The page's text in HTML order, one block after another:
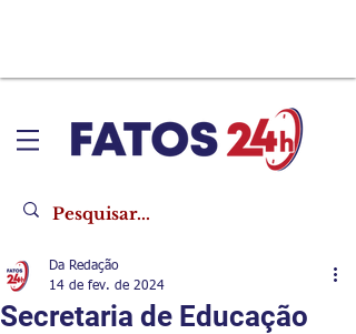
Secretaria de Educação
Da Redação
14 de fev. de 2024